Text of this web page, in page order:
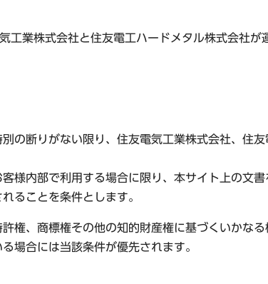
業株式会社と住友電工ハードメタル株式会社が
の断りがない限り、住友電気工業株式会社、住
様内部で利用する場合に限り、本サイト上の文書
ることを条件とします。
権、商標権その他の知的財産権に基づくいかなる
場合には当該条件が優先されます。